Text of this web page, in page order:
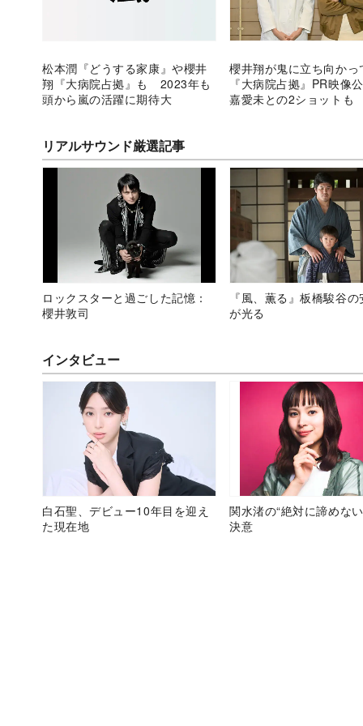
松本潤『どうする家康』や櫻井
翔『大病院占拠』も 2023年も
頭から嵐の活躍に期待大
櫻井翔が鬼に立ち向かっ
『大病院占拠』PR映
嘉愛未との2ショットも
リアルサウンド厳選記事
ロックスターと過ごした記憶：
櫻井敦司
『風、薫る』板橋駿谷
が光る
インタビュー
白石聖、デビュー10年目を迎え
た現在地
関水渚の“絶対に諦めな
決意